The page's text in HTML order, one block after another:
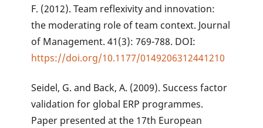
F. (2012). Team reflexivity and innovation:
the moderating role of team context. Journal
of Management. 41(3): 769-788. DOI:
https://doi.org/10.1177/0149206312441210
Seidel, G. and Back, A. (2009). Success factor
validation for global ERP programmes.
Paper presented at the 17th European